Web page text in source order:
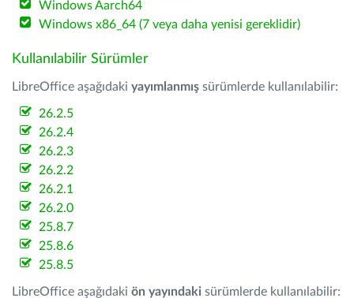
Windows Aarch64
Windows x86_64 (7 veya daha yenisi gereklidir)
Kullanılabilir Sürümler
LibreOffice aşağıdaki yayımlanmış sürümlerde kullanılabilir:
26.2.5
26.2.4
26.2.3
26.2.2
26.2.1
26.2.0
25.8.7
25.8.6
25.8.5
LibreOffice aşağıdaki ön yayındaki sürümlerde kullanılabilir: